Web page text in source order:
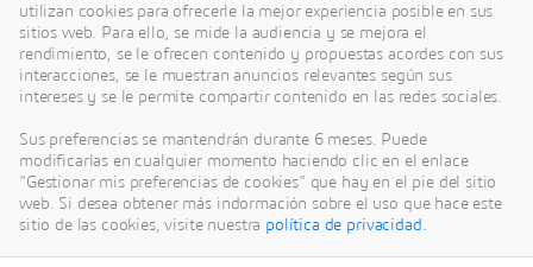
utilizan cookies para ofrecerle la mejor experiencia posible en sus
sitios web. Para ello, se mide la audiencia y se mejora el
rendimiento, se le ofrecen contenido y propuestas acordes con sus
interacciones, se le muestran anuncios relevantes según sus
intereses y se le permite compartir contenido en las redes sociales.
Sus preferencias se mantendrán durante 6 meses. Puede
modificarlas en cualquier momento haciendo clic en el enlace
"Gestionar mis preferencias de cookies" que hay en el pie del sitio
web. Si desea obtener más indormación sobre el uso que hace este
sitio de las cookies, visite nuestra política de privacidad.